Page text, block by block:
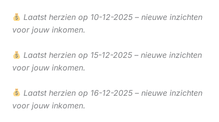
Laatst herzien op 10-12-2025 – nieuwe inzichten
voor jouw inkomen.
Laatst herzien op 15-12-2025 – nieuwe inzichten
voor jouw inkomen.
Laatst herzien op 16-12-2025 – nieuwe inzichten
voor jouw inkomen.